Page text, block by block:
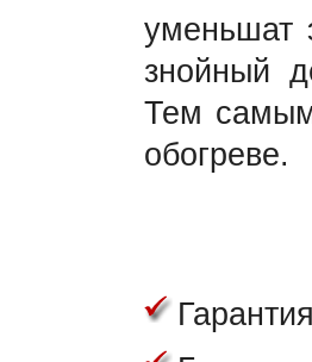
уменьшат
знойный
Тем
обогреве.